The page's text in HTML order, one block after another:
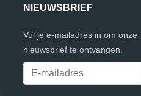
NIEUWSBRIEF
Vul je e-mailadres in om onze
nieuwsbrief te ontvangen.